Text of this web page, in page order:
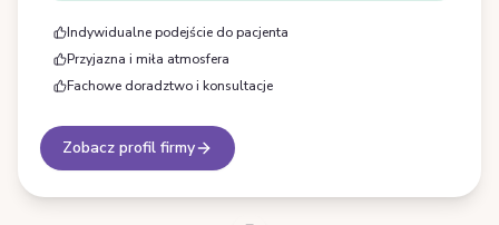
Indywidualne podejście do pacjenta
Przyjazna i miła atmosfera
Fachowe doradztwo i konsultacje
Zobacz profil firmy